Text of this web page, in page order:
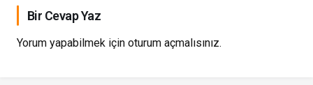
Bir Cevap Yaz
Yorum yapabilmek için oturum açmalısınız.